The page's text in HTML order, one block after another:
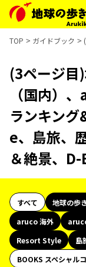
TOP ガイドブック
(3ページ目
（国内）
ランキン
e、島旅、
＆絶景、
すべて 地球の歩
aruco 海外
Resort Style
島
BOOKS スペシャル